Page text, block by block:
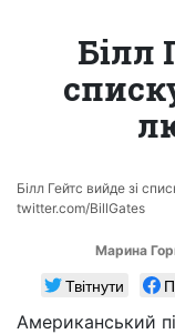
Білл
Білл Гейтс вийде зі
twitter.com/BillGates
Марина
Твітнути
Американський